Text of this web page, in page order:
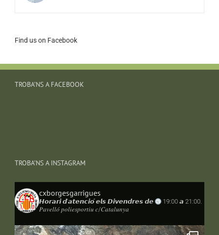
Find us on Facebook
TROBA’NS A FACEBOOK
TROBA’NS A INSTAGRAM
cxborgesgarrigues
𝙃𝙤𝙧𝙖𝙧𝙞 𝙙'𝙖𝙩𝙚𝙣𝙘𝙞𝙤́ 𝙚𝙡𝙨 𝘿𝙞𝙫𝙚𝙣𝙙𝙧𝙚𝙨 𝙙𝙚
19:00 𝙖 21:00.
𝑃𝑎𝑣𝑒𝑙𝑙𝑜́ 𝑝𝑜𝑙𝑖𝑒𝑠𝑝𝑜𝑟𝑡𝑖𝑢 𝑐/𝐶𝑎𝑡𝑎𝑙𝑢𝑛𝑦𝑎